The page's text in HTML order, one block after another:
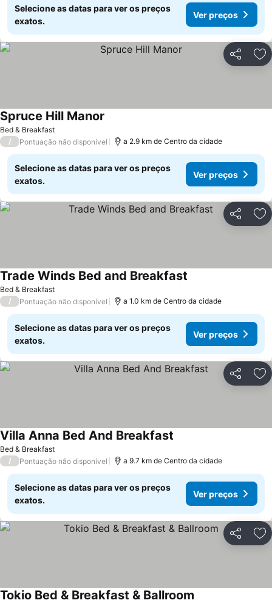
Selecione as datas para ver os preços
exatos.
Ver preços
Partilhar
Bed & Breakfast
Spruce Hill Manor
/ Pontuação não disponível a 2.9 km de Centro da cidade
Selecione as datas para ver os preços
exatos.
Ver preços
Partilhar
Bed & Breakfast
Trade Winds Bed and Breakfast
/ Pontuação não disponível a 1.0 km de Centro da cidade
Selecione as datas para ver os preços
exatos.
Ver preços
Partilhar
Bed & Breakfast
Villa Anna Bed And Breakfast
/ Pontuação não disponível a 9.7 km de Centro da cidade
Selecione as datas para ver os preços
exatos.
Ver preços
Partilhar
Tokio Bed & Breakfast & Ballroom